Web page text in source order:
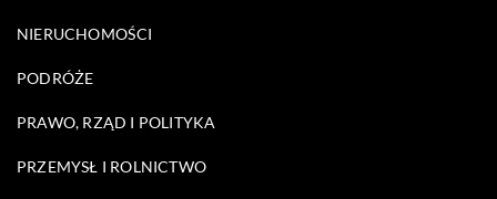
NIERUCHOMOŚCI
PODRÓŻE
PRAWO, RZĄD I POLITYKA
PRZEMYSŁ I ROLNICTWO